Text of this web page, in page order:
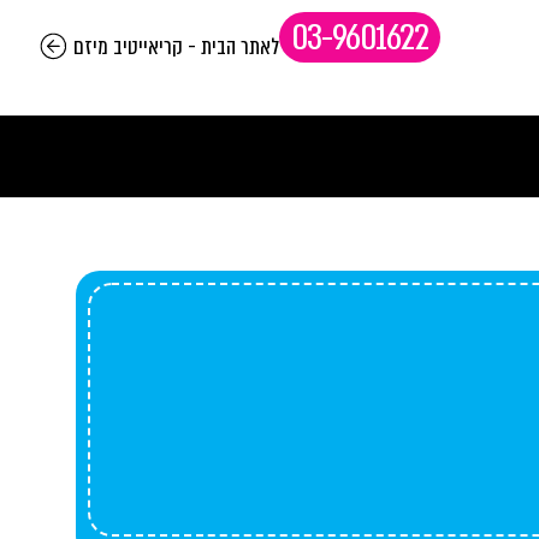
03-9601622 לאתר הבית - קריאייטיב מיזם